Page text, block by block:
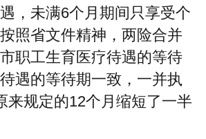
，未满6个月期间只享受个
照省文件精神，两险合并
职工生育医疗待遇的等待
遇的等待期一致，一并执
来规定的12个月缩短了一半